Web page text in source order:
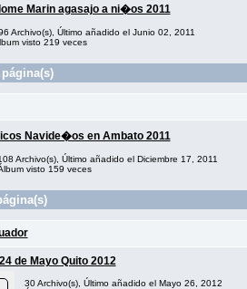
Marin agasajo a ni�os 2011
Archivo(s), Último añadido el Junio 02, 2011
visto 219 veces
Navide�os en Ambato 2011
Archivo(s), Último añadido el Diciembre 17, 2011
visto 159 veces
de Mayo Quito 2012
30 Archivo(s), Último añadido el Mayo 26, 2012